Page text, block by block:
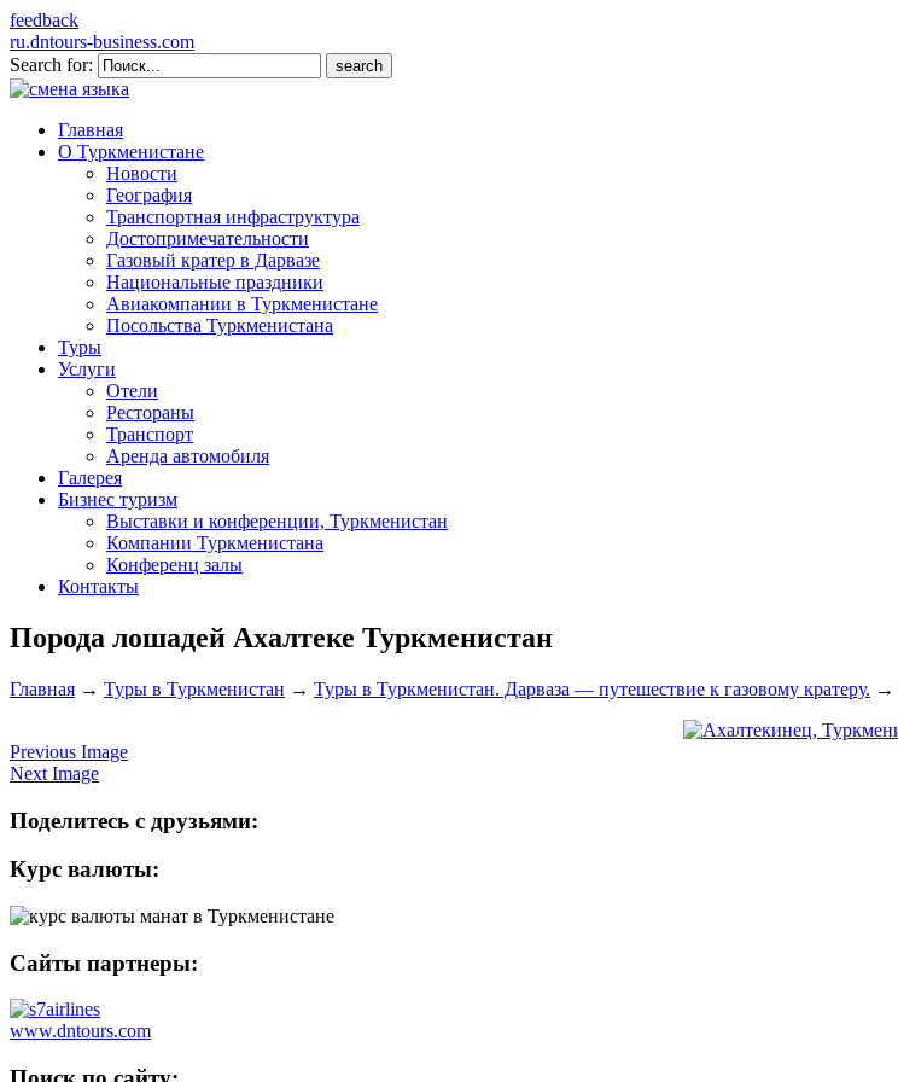
feedback
ru.dntours-business.com
Search for:
Главная
О Туркменистане
Новости
География
Транспортная инфраструктура
Достопримечательности
Газовый кратер в Дарвазе
Национальные праздники
Авиакомпании в Туркменистане
Посольства Туркменистана
Туры
Услуги
Отели
Рестораны
Транспорт
Аренда автомобиля
Галерея
Бизнес туризм
Выставки и конференции, Туркменистан
Компании Туркменистана
Конференц залы
Контакты
Порода лошадей Ахалтеке Туркменистан
Главная → Туры в Туркменистан → Туры в Туркменистан. Дарваза — путешествие к газовому кратеру. →
Previous Image
Next Image
Поделитесь с друзьями:
Курс валюты:
Сайты партнеры:
www.dntours.com